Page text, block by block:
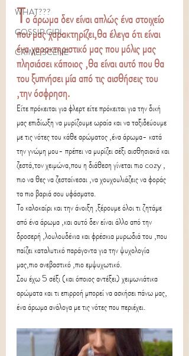
WHAT???
GOSSIP GIRL
CRIME SCENE
Το άρωμα δεν είναι απλώς ένα στοιχείο
που μας χαρακτηρίζει,θα έλεγα ότι είναι
ένα χαρακτηριστικό μας που μόλις μας
πλησιάσει κάποιος ,θα είναι αυτό που θα
του ξυπνήσει μία από τις αισθήσεις του
,την όσφρηση.
Είτε πρόκειται για φλερτ είτε πρόκειται για την δική
μας επιδίωξη να μυρίζουμε ωραία και να ταξιδεύουμε
με τις νότες του κάθε αρώματος ,ένα άρωμα- κατά
την γνώμη μου- πρέπει να μυρίζει σέξι αισθησιακά και
ζεστά,τον χειμώνα,που η διάθεση γίνεται πιο cozy ,
πιο να θες να ζεσταίνεσαι ,να χουχουλιάζεις να φοράς
τα πιο βαριά σου υφάσματα.
Το καλοκαίρι και την άνοιξη ,ξέρουμε όλοι τι ζητάμε
από ένα άρωμα ,και αυτό δεν είναι άλλο από την
δροσερή ,λουλουδένια και φρέσκια μυρωδιά του ,που
παίζει καταλυτικό παράγοντα για την ψυχολογία
μας,πιο ανεβαστικό ,πιο εμψυχωτικό.
Σου έχω 5 σέξι (και όποιος αντέξει) χειμωνιάτικα
αρώματα και τι επιρροή μπορεί να ασκήσει πάνω μας,
ένα άρωμα ανάλογα με τις νότες που περιέχει.